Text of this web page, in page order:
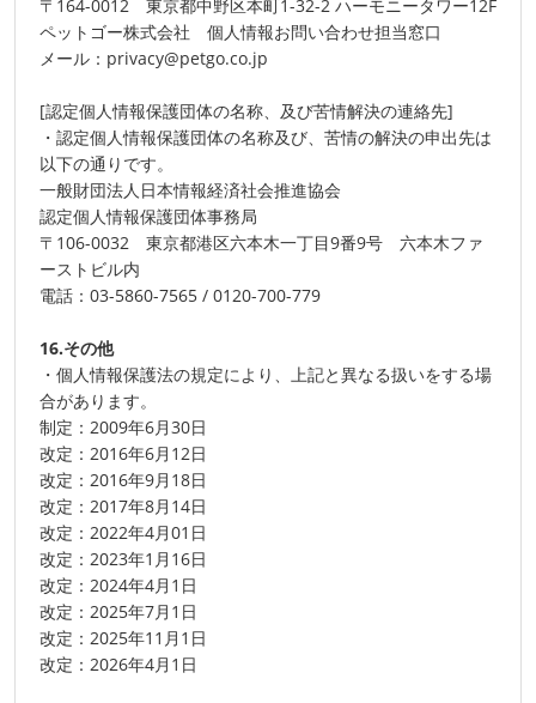
〒164-0012 東京都中野区本町1-32-2 ハーモニータワー12F
ペットゴー株式会社 個人情報お問い合わせ担当窓口
メール：privacy@petgo.co.jp
[認定個人情報保護団体の名称、及び苦情解決の連絡先]
・認定個人情報保護団体の名称及び、苦情の解決の申出先は
以下の通りです。
一般財団法人日本情報経済社会推進協会
認定個人情報保護団体事務局
〒106-0032 東京都港区六本木一丁目9番9号 六本木ファ
ーストビル内
電話：03-5860-7565 / 0120-700-779
16.その他
・個人情報保護法の規定により、上記と異なる扱いをする場
合があります。
制定：2009年6月30日
改定：2016年6月12日
改定：2016年9月18日
改定：2017年8月14日
改定：2022年4月01日
改定：2023年1月16日
改定：2024年4月1日
改定：2025年7月1日
改定：2025年11月1日
改定：2026年4月1日